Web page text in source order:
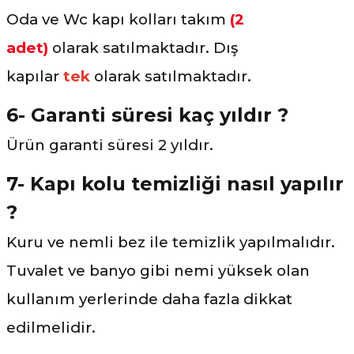
Oda ve Wc kapı kolları takım (2
adet) olarak satılmaktadır. Dış
kapılar tek olarak satılmaktadır.
6- Garanti süresi kaç yıldır ?
Ürün garanti süresi 2 yıldır.
7- Kapı kolu temizliği nasıl yapılır
?
Kuru ve nemli bez ile temizlik yapılmalıdır.
Tuvalet ve banyo gibi nemi yüksek olan
kullanım yerlerinde daha fazla dikkat
edilmelidir.